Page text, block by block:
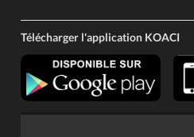
Télécharger l'application KOACI